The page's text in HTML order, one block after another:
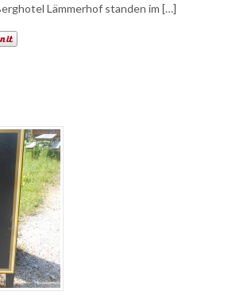
Lämmerhof standen im […]